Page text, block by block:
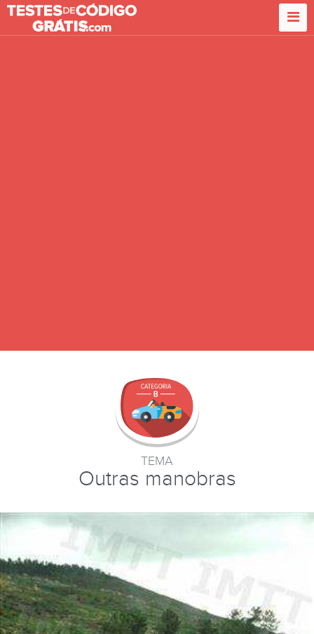
TEMA
Outras manobras